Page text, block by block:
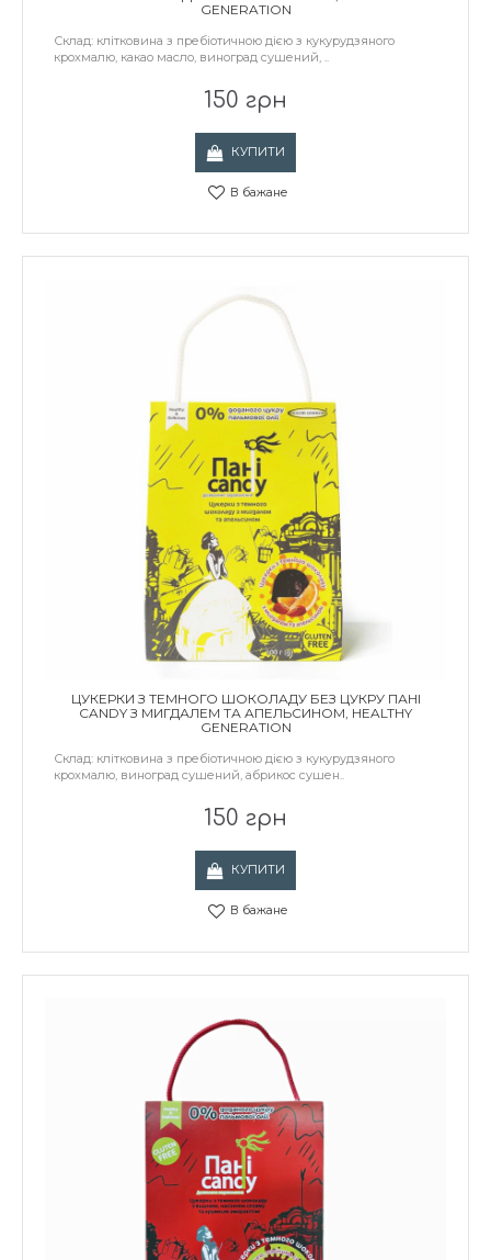
GENERATION
Склад: клітковина з пребіотичною дією з кукурудзяного
крохмалю, какао масло, виноград сушений, ..
150 грн
КУПИТИ
В бажане
ЦУКЕРКИ З ТЕМНОГО ШОКОЛАДУ БЕЗ ЦУКРУ ПАНІ
CANDY З МИГДАЛЕМ ТА АПЕЛЬСИНОМ, HEALTHY
GENERATION
Склад: клітковина з пребіотичною дією з кукурудзяного
крохмалю, виноград сушений, абрикос сушен..
150 грн
КУПИТИ
В бажане